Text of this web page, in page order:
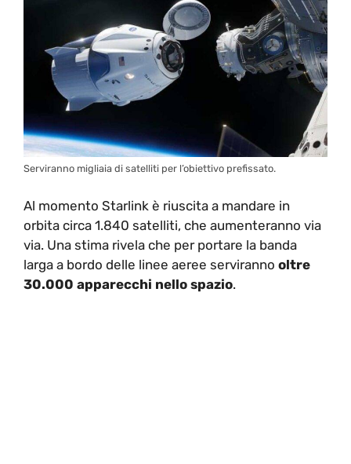
Serviranno migliaia di satelliti per l’obiettivo prefissato.
Al momento Starlink è riuscita a mandare in
orbita circa 1.840 satelliti, che aumenteranno via
via. Una stima rivela che per portare la banda
larga a bordo delle linee aeree serviranno oltre
30.000 apparecchi nello spazio.